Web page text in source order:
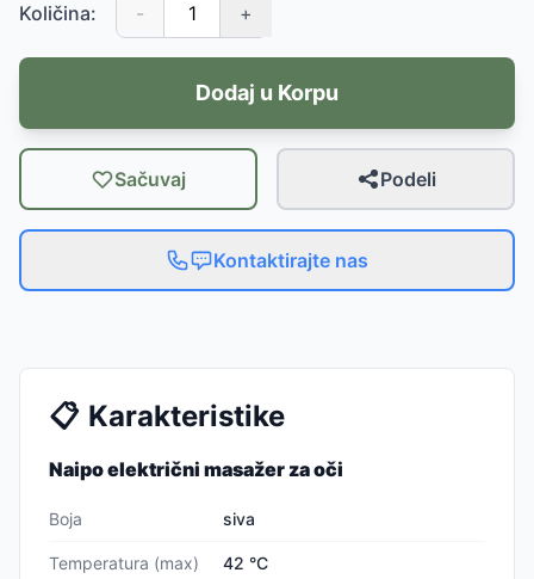
Količina: - +
Dodaj u Korpu
Sačuvaj Podeli
Kontaktirajte nas
📋 Karakteristike
Naipo električni masažer za oči
Boja siva
Temperatura (max) 42 °C